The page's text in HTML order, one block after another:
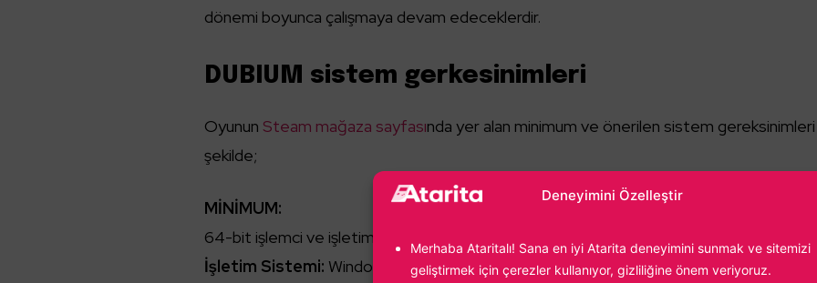
Deneyimini Özelleştir
Merhaba Ataritalı! Sana en iyi Atarita deneyimini sunmak ve sitemizi
geliştirmek için çerezler kullanıyor, gizliliğine önem veriyoruz.
dönemi boyunca çalışmaya devam edeceklerdir.
DUBIUM sistem gerkesinimleri
OyununSteam mağaza sayfasında yer alan minimum ve önerilen sistem
şekilde;
MİNİMUM:
64-bit işlemci ve işletim sistemi gerektirir
İşletim Sistemi: Windows 7, Windows 8.1,
ÖNERİLEN:
İşletim Sistemi:Windows 7, Windows